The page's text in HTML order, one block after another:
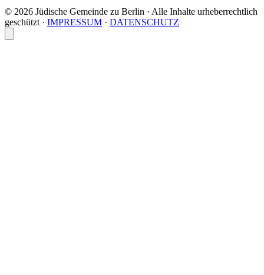
© 2026 Jüdische Gemeinde zu Berlin · Alle Inhalte urheberrechtlich
geschützt · IMPRESSUM · DATENSCHUTZ